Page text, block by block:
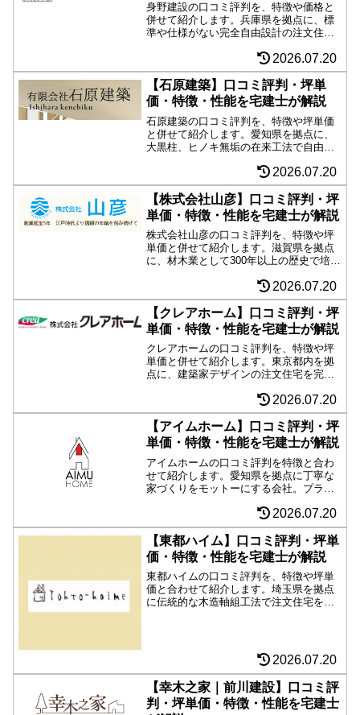
身野建設の口コミ評判を、特徴や価格と
併せて紹介します。兵庫県を拠点に、標
準や仕様がない完全自由設計の注文住宅
法がとにかく豊富で、長期優良住宅も耐
震等級３も可能。これぞまさしくな自由
設計。こだわりの強い施主が集まるから
か、建築実例のデザイン性も○。
2026.07.20
【石原建築】口コミ評判・坪単
価・特徴・性能を宅建士が解説
石原建築の口コミ評判を、特徴や坪単価
と併せて紹介します。愛知県を拠点に、
大黒柱、ヒノキ無垢の在来工法で自由設
壁や無垢の床や建具による自然素材の
家、断熱材には羊毛を標準採用し、ZEH
住宅にも対応可能な断熱性で省エネも実
現。
2026.07.20
【株式会社山彦】口コミ評判・坪
単価・特徴・性能を宅建士が解説
株式会社山彦の口コミ評判を、特徴や坪
単価と併せて紹介します。滋賀県を拠点
に、材木業として300年以上の歴史で培っ
長期優良住宅を標準とした注文住宅を手
がける。メインとなる大満足の家は充実
した標準装備、さらに完全自由設計のプ
ランなど幅広く要望や予算に対応。
2026.07.20
【クレアホーム】口コミ評判・坪
単価・特徴・性能を宅建士が解説
クレアホームの口コミ評判を、特徴や坪
単価と併せて紹介します。東京都内を拠
点に、建築家デザインの注文住宅を完全
ンの建築はもちろん、長期優良住宅、耐
震等級３など住宅性能の高さを備えたマ
イホームを工務店価格で実現可能です。
2026.07.20
【アイムホーム】口コミ評判・坪
単価・特徴・性能を宅建士が解説
アイムホームの口コミ評判を特徴と合わ
せて紹介します。愛知県を拠点に丁寧な
家づくりをモットーにする会社。プラン
り、中庭やスキップフロア、豊富な外
壁・内装材に対応するのでオリジナリテ
ィのある注文住宅を実現したい方におす
すめ。
2026.07.20
【東都ハイム】口コミ評判・坪単
価・特徴・性能を宅建士が解説
東都ハイムの口コミ評判を、特徴や坪単
価と合わせて紹介します。埼玉県を拠点
に伝統的な木造軸組工法で注文住宅を手
にも対応。丁寧な仕事・対応に好感を抱
2026.07.20
【幸木之家｜前川建設】口コミ評
判・坪単価・特徴・性能を宅建士